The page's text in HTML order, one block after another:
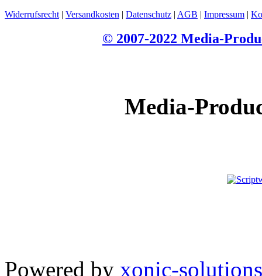
Widerrufsrecht | Versandkosten | Datenschutz | AGB | Impressum |
© 2007-2022 Media-
Media-
Powered by xonic-